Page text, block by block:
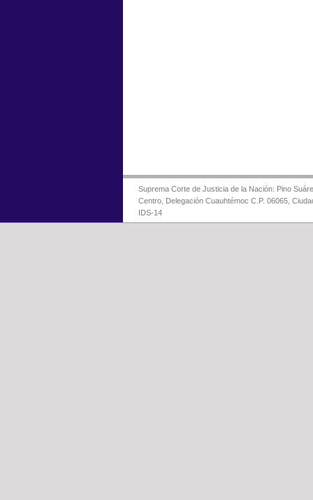
Suprema Corte de Justicia de la Nación: Pino
Centro, Delegación Cuauhtémoc C.P. 06065,
IDS-14